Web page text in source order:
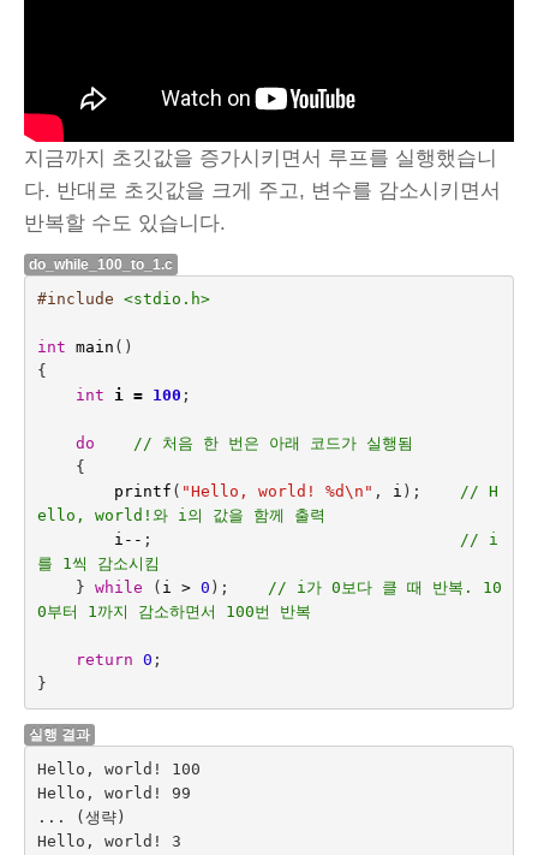
지금까지 초깃값을 증가시키면서 루프를 실행했습니
다. 반대로 초깃값을 크게 주고, 변수를 감소시키면서
반복할 수도 있습니다.
do_while_100_to_1.c
#include <stdio.h>
int main ()
{
int
i = 100 ;
do // 처음 한 번은 아래 코드가 실행됨
{
printf ( "Hello, world! %d\n " , i ); // H
ello, world!와 i의 값을 함께 출력
i -- ;
// i
를 1씩 감소시킴
} while ( i > 0 ); // i가 0보다 클 때 반복. 10
0부터 1까지 감소하면서 100번 반복
return 0 ;
}
실행 결과
Hello, world! 100
Hello, world! 99
... (생략)
Hello, world! 3